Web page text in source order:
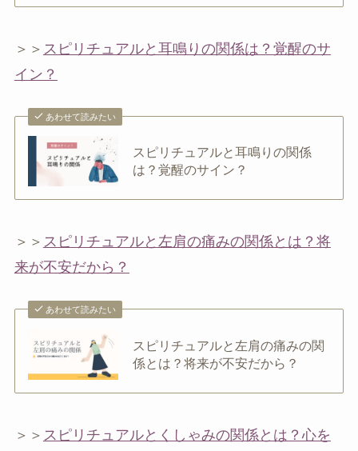
＞＞ スピリチュアルと耳鳴りの関係は？覚醒のサ
イン？
あわせて読みたい
スピリチュアルと耳鳴りの関係
は？覚醒のサイン？
＞＞ スピリチュアルと左肩の痛みの関係とは？将
来が不安だから？
あわせて読みたい
スピリチュアルと左肩の痛みの関
係とは？将来が不安だから？
＞＞ スピリチュアルとくしゃみの関係とは？心を